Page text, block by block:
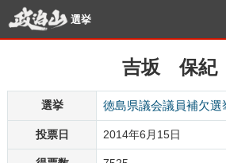
選挙
吉坂 保紀
選挙 徳島県議会議員補欠
投票日 2014年6月15日